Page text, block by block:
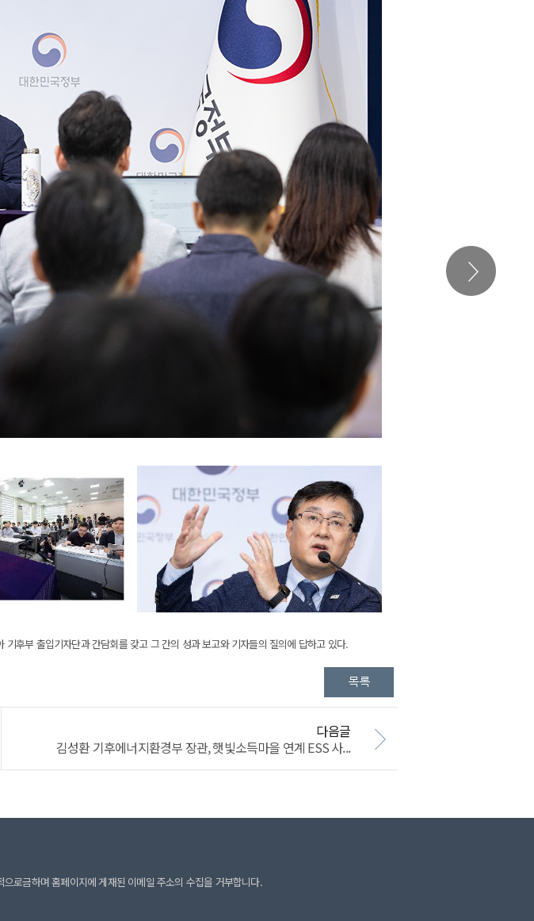
후부 출입기자단과 간담회를 갖고 그 간의 성과 보고와 기자들의 질의에 답하고 있다.
다음글
김성환 기후에너지환경부 장관, 햇빛소득마을 연계 ESS 사...
로금하며 홈페이지에 게재된 이메일 주소의 수집을 거부합니다.